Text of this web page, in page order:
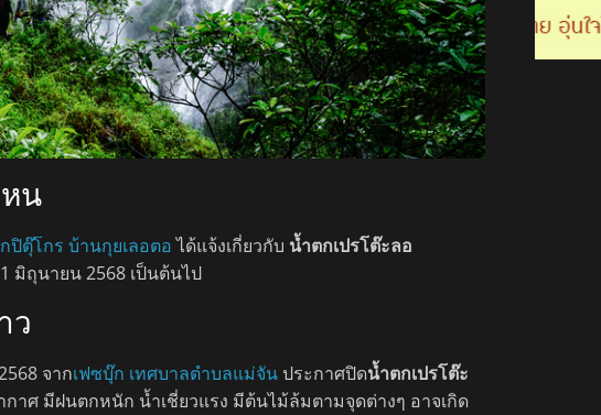
น
ปิตุ๊โกร บ้านกุยเลอตอได้แจ้งเกี่ยวกับ น้ำตกเปรโต๊ะลอ
มิถุนายน 2568 เป็นต้นไป
ว
จากเฟซบุ๊ก เทศบาลตำบลแม่จัน ประกาศปิดน้ำตกเปรโต๊ะ
าศ มีฝนตกหนัก น้ำเชี่ยวแรง มีต้นไม้ล้มตามจุดต่างๆ อาจเกิด